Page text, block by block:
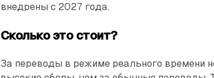
внедрены с 2027 года.
Сколько это стоит?
За переводы в режиме реального времени